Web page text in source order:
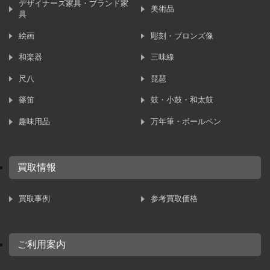
デザイナーズ家具・ブランド家
具
美術品
絵画 彫刻・ブロンズ像
和楽器 三味線
尺八 琵琶
篠笛 鼓・小鼓・和太鼓
趣味用品 万年筆・ボールペン
買取情報
買取事例 参考買取価格
ご利用案内